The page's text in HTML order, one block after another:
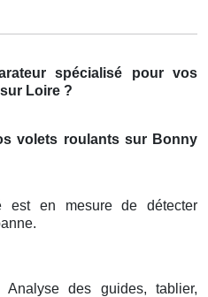
spécialisé pour vos
Loire ?
volets roulants sur Bonny
est en mesure de détecter
Analyse des guides, tablier,